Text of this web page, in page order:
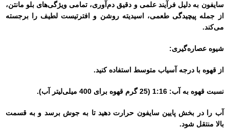
سایفون به دلیل فرآیند علمی و دقیق دم‌آوری، تمامی ویژگی‌های بلو مانتن،
از جمله پیچیدگی طعمی، اسیدیته روشن و افترتیست لطیف را برجسته
می‌کند.
شیوه عصاره‌گیری:
از قهوه با درجه آسیاب متوسط استفاده کنید.
نسبت قهوه به آب: 1:16 (25 گرم قهوه برای 400 میلی‌لیتر آب).
آب را در بخش پایین سایفون حرارت دهید تا به جوش برسد و به قسمت
بالا منتقل شود.